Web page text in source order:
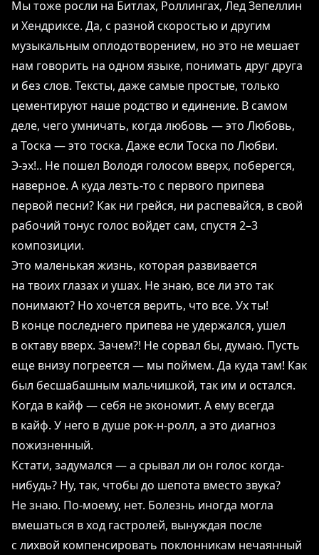
Мы тоже росли на Битлах, Роллингах, Лед Зепеллин
и Хендриксе. Да, с разной скоростью и другим
музыкальным оплодотворением, но это не мешает
нам говорить на одном языке, понимать друг друга
и без слов. Тексты, даже самые простые, только
цементируют наше родство и единение. В самом
деле, чего умничать, когда любовь ― это Любовь,
а Тоска ― это тоска. Даже если Тоска по Любви.
Э-эх!.. Не пошел Володя голосом вверх, поберегся,
наверное. А куда лезть-то с первого припева
первой песни? Как ни грейся, ни распевайся, в свой
рабочий тонус голос войдет сам, спустя 2–3
композиции.
Это маленькая жизнь, которая развивается
на твоих глазах и ушах. Не знаю, все ли это так
понимают? Но хочется верить, что все. Ух ты!
В конце последнего припева не удержался, ушел
в октаву вверх. Зачем?! Не сорвал бы, думаю. Пусть
еще внизу погреется ― мы поймем. Да куда там! Как
был бесшабашным мальчишкой, так им и остался.
Когда в кайф ― себя не экономит. А ему всегда
в кайф. У него в душе рок-н-ролл, а это диагноз
пожизненный.
Кстати, задумался — а срывал ли он голос когда-
нибудь? Ну, так, чтобы до шепота вместо звука?
Не знаю. По-моему, нет. Болезнь иногда могла
вмешаться в ход гастролей, вынуждая после
с лихвой компенсировать поклонникам нечаянный